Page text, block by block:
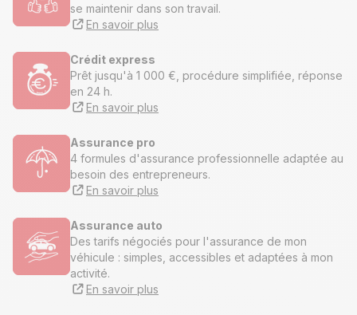
se maintenir dans son travail.
En savoir plus
Crédit express
Prêt jusqu'à 1 000 €, procédure simplifiée, réponse
en 24 h.
En savoir plus
Assurance pro
4 formules d'assurance professionnelle adaptée au
besoin des entrepreneurs.
En savoir plus
Assurance auto
Des tarifs négociés pour l'assurance de mon
véhicule : simples, accessibles et adaptées à mon
activité.
En savoir plus